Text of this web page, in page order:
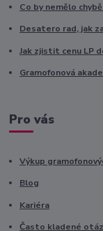
Co by nemělo
Desatero rad, jak
Jak zjistit cenu LP
Gramofonová
Pro vás
Výkup
Blog
Kariéra
Často kladené